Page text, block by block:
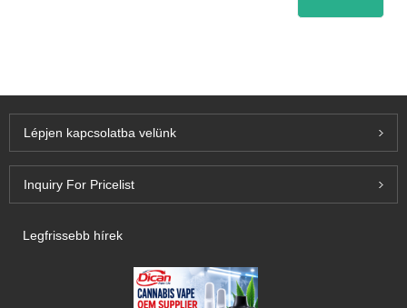
Lépjen kapcsolatba velünk
Inquiry For Pricelist
Legfrissebb hírek